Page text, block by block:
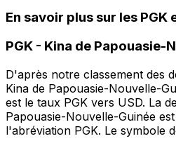
En savoir plus sur les PGK
PGK - Kina de Papouasie-
D'après notre classement des
Kina de Papouasie-Nouvelle-
est le taux PGK vers USD. La
Papouasie-Nouvelle-Guinée
l'abréviation PGK. Le symbole